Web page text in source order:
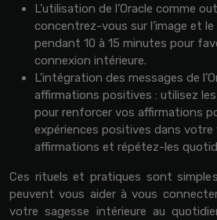
L’utilisation de l’Oracle comme
concentrez-vous sur l’image et
pendant 10 à 15 minutes pour
connexion intérieure.
L’intégration des messages de
affirmations positives : utilisez
pour renforcer vos affirmations
expériences positives dans votre
affirmations et répétez-les
Ces rituels et pratiques sont
peuvent vous aider à vous
votre sagesse intérieure au